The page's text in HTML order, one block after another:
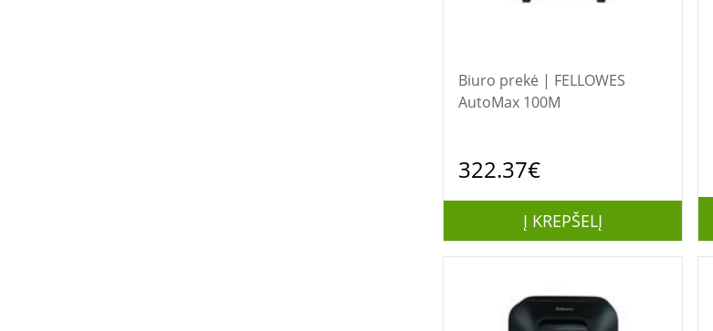
Biuro prekė | FELLOWES
AutoMax 100M
322.37€
Į KREPŠELĮ